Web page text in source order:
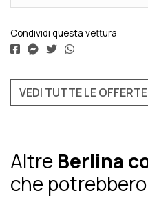
Condividi questa vettura
VEDI TUTTE LE OFFERTE
Altre Berlina
che